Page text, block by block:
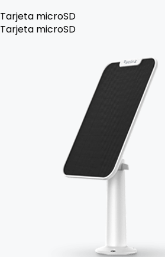
Tarjeta microSD
Tarjeta microSD